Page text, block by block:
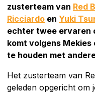
zusterteam van Red
Ricciardo en Yuki
echter twee ervaren
komt volgens
te houden met
Het zusterteam van
geleden opgericht om